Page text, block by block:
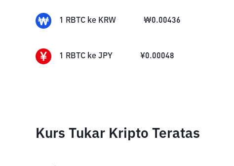
1 RBTC ke KRW ₩0.00436
1 RBTC ke JPY ¥0.00048
Kurs Tukar Kripto Teratas